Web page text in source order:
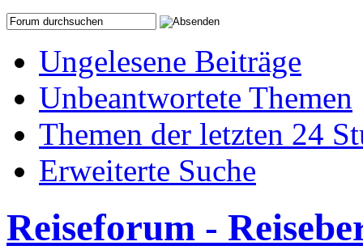
Ungelesene Beiträge
Unbeantwortete Themen
Themen der letzten 24
Erweiterte Suche
Reiseforum -